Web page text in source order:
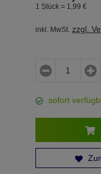
1 Stück = 1, 99 €
inkl. MwSt. zzgl.
sofort